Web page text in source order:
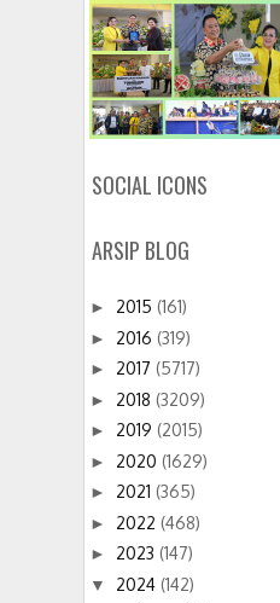
SOCIAL ICONS
ARSIP BLOG
► 2015 (161)
► 2016 (319)
► 2017 (5717)
► 2018 (3209)
► 2019 (2015)
► 2020 (1629)
► 2021 (365)
► 2022 (468)
► 2023 (147)
▼ 2024 (142)